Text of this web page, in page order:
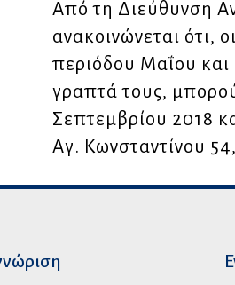
Από τη Διεύθυνση
ανακοινώνεται ότι,
περιόδου Μαΐου και
γραπτά τους,
Σεπτεμβρίου 2018
Αγ. Κωνσταντίνου